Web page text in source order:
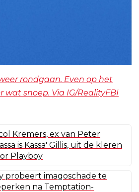
rondgaan. Even op het
wat snoep. Via IG/RealityFBI
Kremers, ex van Peter
is Kassa' Gillis, uit de kleren
Playboy
probeert imagoschade te
na Temptation-